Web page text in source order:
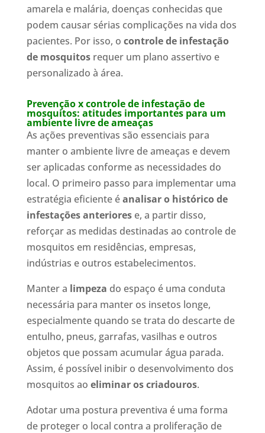
amarela e malária, doenças conhecidas que
podem causar sérias complicações na vida dos
pacientes. Por isso, o controle de infestação
de mosquitosrequer um plano assertivo e
personalizado à área.
Prevenção x controle de infestação de
mosquitos: atitudes importantes para um
ambiente livre de ameaças
As ações preventivas são essenciais para
manter o ambiente livre de ameaças e devem
ser aplicadas conforme as necessidades do
local. O primeiro passo para implementar uma
estratégia eficiente éanalisar o histórico de
infestações anteriorese, a partir disso,
reforçar as medidas destinadas ao controle de
mosquitos em residências, empresas,
indústrias e outros estabelecimentos.
Manter a limpeza do espaço é uma conduta
necessária para manter os insetos longe,
especialmente quando se trata do descarte de
entulho, pneus, garrafas, vasilhas e outros
objetos que possam acumular água parada.
Assim, é possível inibir o desenvolvimento dos
mosquitos ao eliminar os criadouros.
Adotar uma postura preventiva é uma forma
de proteger o local contra a proliferação de